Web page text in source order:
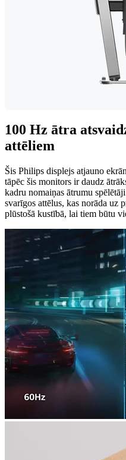
100 Hz ātra
attēliem
Šis Philips displejs atjauno
tāpēc šis monitors ir daudz
kadru nomaiņas ātrumu
svarīgos attēlus, kas norāda uz
plūstošā kustībā, lai tiem būtu